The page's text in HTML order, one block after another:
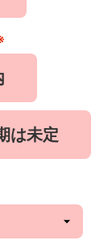
は未定